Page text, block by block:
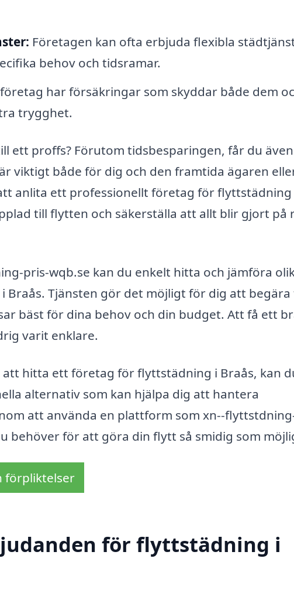
Företagen kan ofta erbjuda flexibla
behov och tidsramar.
har försäkringar som skyddar både dem
trygghet.
ett proffs? Förutom tidsbesparingen, får du
viktigt både för dig och den framtida ägaren
anlita ett professionellt företag för flyttstädning
till flytten och säkerställa att allt blir gjort på
pris-wqb.se kan du enkelt hitta och jämföra
Tjänsten gör det möjligt för dig att begära
bäst för dina behov och din budget. Att få ett
varit enklare.
hitta ett företag för flyttstädning i Braås, kan
alternativ som kan hjälpa dig att hantera
att använda en plattform som xn--
behöver för att göra din flytt så smidig som
förpliktelser
för flyttstädning i